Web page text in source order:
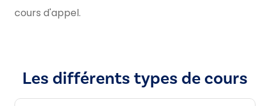
cours d'appel.
Les différents types de cours